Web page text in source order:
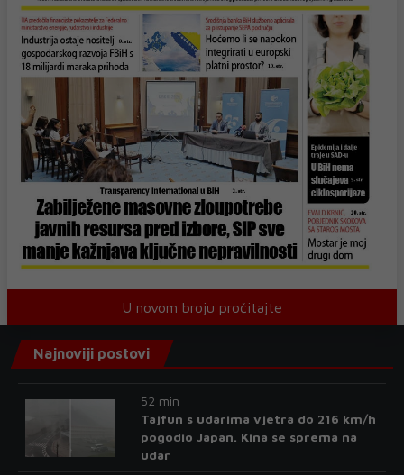
U novom broju pročitajte
Najnoviji postovi
52 min
Tajfun s udarima vjetra do 216 km/h
pogodio Japan. Kina se sprema na
udar